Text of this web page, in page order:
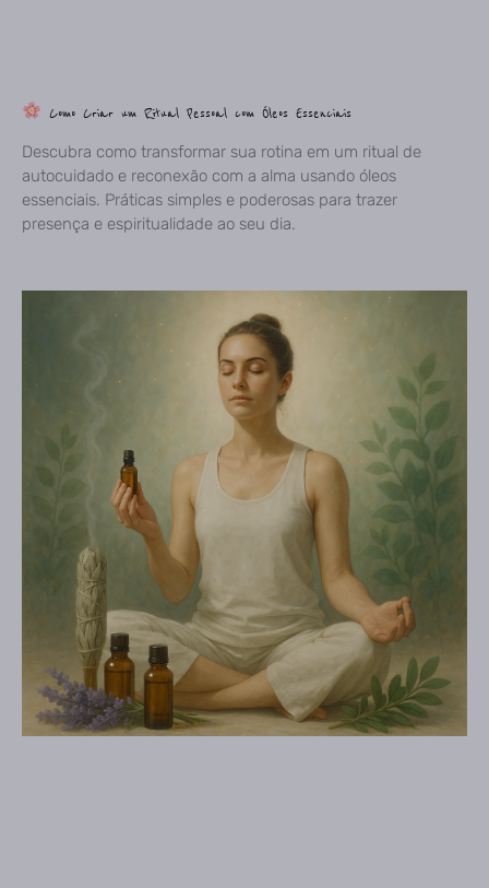
Como Criar um Ritual Pessoal com Óleos Essenciais
Descubra como transformar sua rotina em um ritual de
autocuidado e reconexão com a alma usando óleos
essenciais. Práticas simples e poderosas para trazer
presença e espiritualidade ao seu dia.